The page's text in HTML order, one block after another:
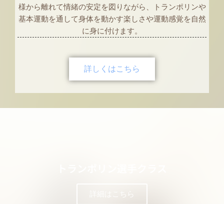
様から離れて情緒の安定を図りながら、トランポリンや
基本運動を通して身体を動かす楽しさや運動感覚を自然
に身に付けます。
詳しくはこちら
詳細はこちら